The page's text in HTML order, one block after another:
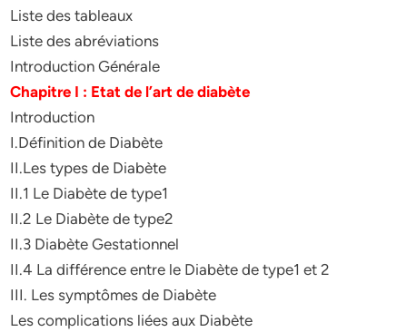
Liste des tableaux
Liste des abréviations
Introduction Générale
Chapitre I : Etat de l’art de diabète
Introduction
I.Définition de Diabète
II.Les types de Diabète
II.1 Le Diabète de type1
II.2 Le Diabète de type2
II.3 Diabète Gestationnel
II.4 La différence entre le Diabète de type1 et 2
III. Les symptômes de Diabète
Les complications liées aux Diabète